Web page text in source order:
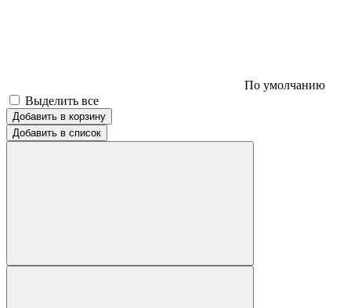
По умолчанию
Выделить все
Добавить в корзину
Добавить в список